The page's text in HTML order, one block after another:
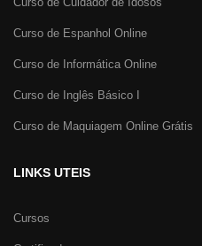
Curso de Espanhol Online
Curso de Informática Online
Curso de Inglês Básico I
Curso de Maquiagem Online Grátis
LINKS UTEIS
Cursos